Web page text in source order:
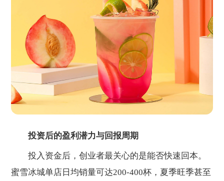
投资后的盈利潜力与回报周期
投入资金后，创业者最关心的是能否快速回本。
蜜雪冰城单店日均销量可达200-400杯，夏季旺季甚至